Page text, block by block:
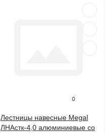
0
Лестницы навесные Megal
ЛНАстк-4,0 алюминиевые со